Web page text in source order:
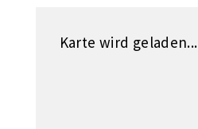
Karte wird geladen...